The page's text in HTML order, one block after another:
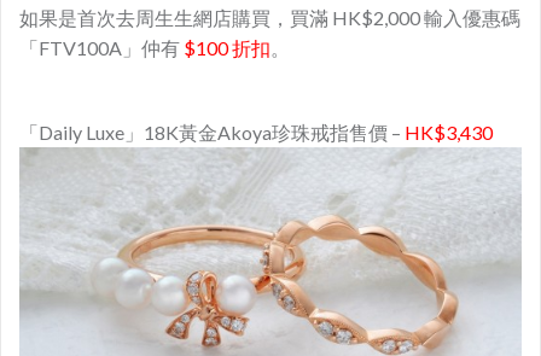
如果是首次去周生生網店購買，買滿 HK$2,000 輸入優惠碼
「FTV100A」仲有 $100 折扣
「Daily Luxe」18K黃金Akoya珍珠戒指售價 – HK$3,430